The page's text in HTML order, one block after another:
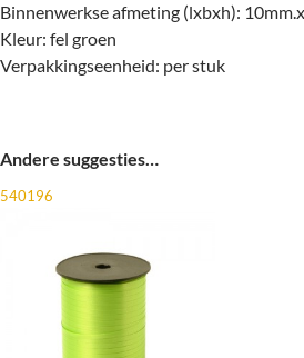
Binnenwerkse afmeting (lxbxh):
Kleur: fel groen
Verpakkingseenheid: per stuk
Andere suggesties…
540196